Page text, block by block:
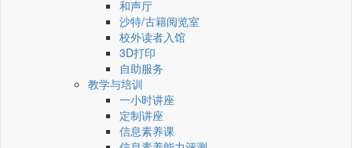
和声厅
沙特/古籍阅览室
校外读者入馆
3D打印
自助服务
教学与培训
一小时讲座
定制讲座
信息素养课